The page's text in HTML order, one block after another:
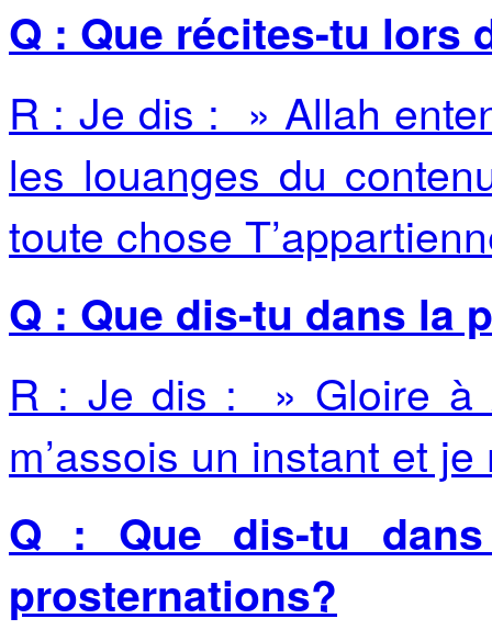
Q : Que récites-tu lors
R : Je dis : » Allah
les louanges du
toute chose
Q : Que dis-tu dans la
R : Je dis : » Gloire à
m’assois un instant et
Q : Que dis-tu
prosternations?